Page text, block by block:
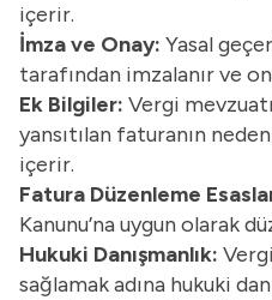
içerir.
İmza ve Onay: Yasal
tarafından imzalanır ve
Ek Bilgiler: Vergi
yansıtılan faturanın
içerir.
Fatura Düzenleme
Kanunu’na uygun olarak
Hukuki Danışmanlık:
sağlamak adına hukuki